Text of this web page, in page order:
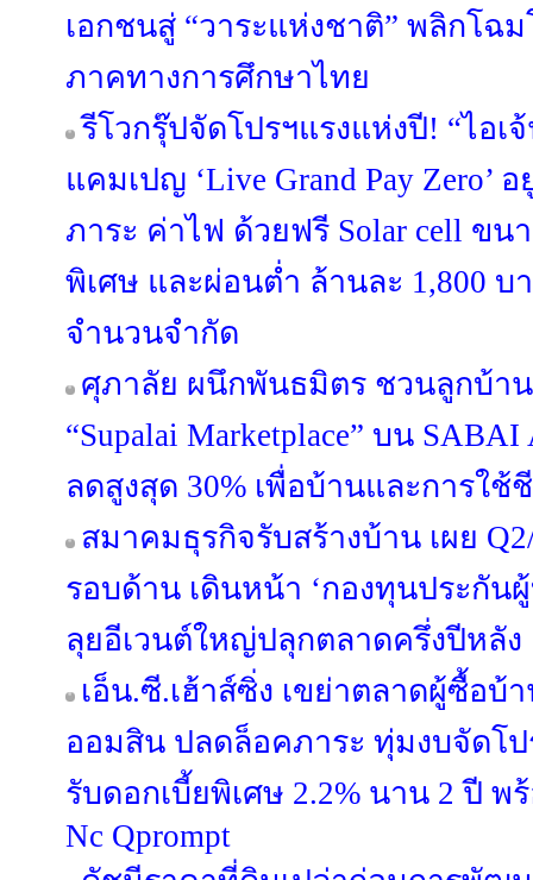
เอกชนสู่ “วาระแห่งชาติ” พลิกโฉ
ภาคทางการศึกษาไทย
รีโวกรุ๊ปจัดโปรฯแรงแห่งปี! “ไอเ
แคมเปญ ‘Live Grand Pay Zero’
ภาระ ค่าไฟ ด้วยฟรี Solar cell ขน
พิเศษ และผ่อนต่ำ ล้านละ 1,800
จำนวนจำกัด
ศุภาลัย ผนึกพันธมิตร ชวนลูกบ้าน
“Supalai Marketplace” บน
ลดสูงสุด 30% เพื่อบ้านและการใ
สมาคมธุรกิจรับสร้างบ้าน เผย
รอบด้าน เดินหน้า ‘กองทุนประกัน
ลุยอีเวนต์ใหญ่ปลุกตลาดครึ่งปีหลัง
เอ็น.ซี.เฮ้าส์ซิ่ง เขย่าตลาดผู้ซื้อบ้
ออมสิน ปลดล็อคภาระ ทุ่มงบจัดโ
รับดอกเบี้ยพิเศษ 2.2% นาน 2 ปี พ
Nc Qprompt